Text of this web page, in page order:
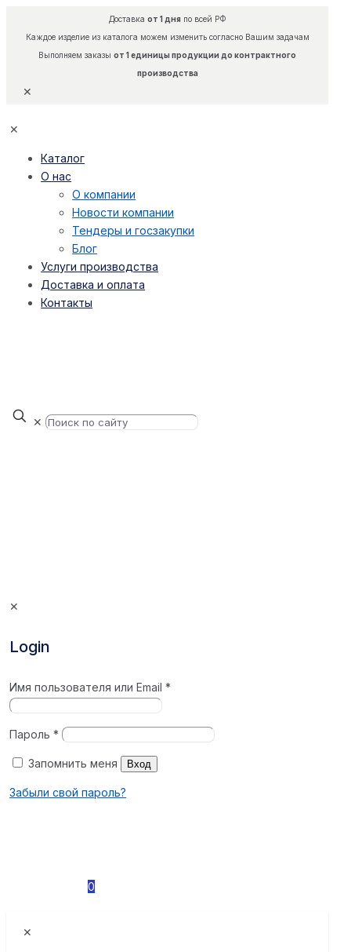
Доставка от 1 дняпо всей РФ
Каждое изделие из каталога можем изменить согласно Вашим задачам
Выполняем заказы от 1 единицы продукции до контрактного
производства
✕
✕
Каталог
О нас
О компании
Новости компании
Тендеры и госзакупки
Блог
Услуги производства
Доставка и оплата
Контакты
✕
✕
Login
Имя пользователя или Email*
Пароль*
Запомнить меня Вход
Забыли свой пароль?
0
✕